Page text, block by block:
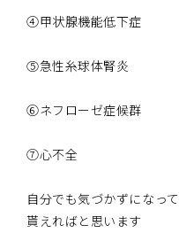
④甲状腺機能低下症
⑤急性糸球体腎炎
⑥ネフローゼ症候群
⑦心不全
自分でも気づかずになっ
貰えればと思います